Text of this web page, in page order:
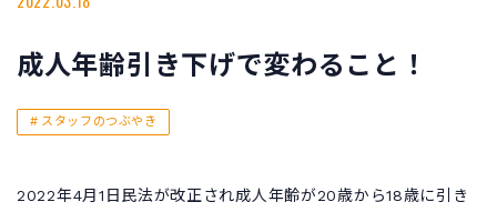
0120-11-2287
成人年齢引き下げで変わること！
スタッフのつぶやき
2022年4月1日民法が改正され成人年齢が20歳から18歳に引き